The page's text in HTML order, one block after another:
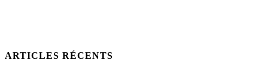
ARTICLES RÉCENTS